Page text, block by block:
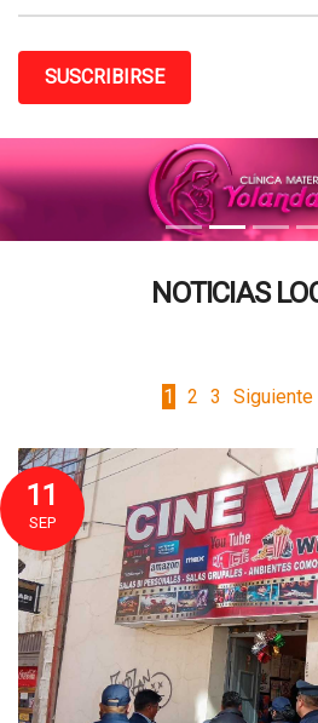
SUSCRIBIRSE
NOTICIAS
1 2 3 Siguiente
11
SEP